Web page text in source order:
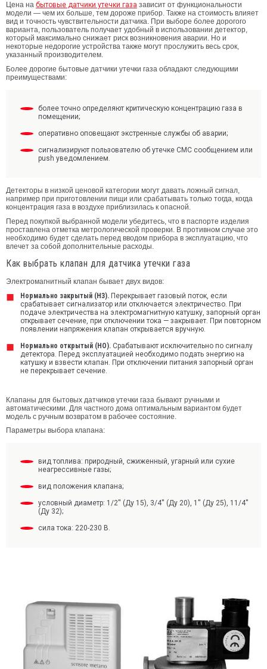
Цена на бытовые датчики утечки газа зависит от функциональности
модели — чем их больше, тем дороже прибор. Также на стоимость влияет
вид и точность чувствительности датчика. При выборе более дорогого
варианта, пользователь получает удобный в использовании детектор,
который максимально снижает риск возникновения аварии. Но и
некоторые недорогие устройства также могут прослужить весь срок,
указанный производителем.
Более дорогие бытовые датчики утечки газа обладают следующими
преимуществами:
более точно определяют критическую концентрацию газа в
помещении;
оперативно оповещают экстренные службы об аварии;
сигнализируют пользователю об утечке СМС сообщением или
push уведомлением.
Детекторы в низкой ценовой категории могут давать ложный сигнал,
например при приготовлении пищи или срабатывать только тогда, когда
концентрация газа в воздухе приблизилась к опасной.
Перед покупкой выбранной модели убедитесь, что в паспорте изделия
проставлена отметка метрологической проверки. В противном случае это
необходимо будет сделать перед вводом прибора в эксплуатацию, что
влечет за собой дополнительные расходы.
Как выбрать клапан для датчика утечки газа
Электромагнитный клапан бывает двух видов:
Нормально закрытый (НЗ). Перекрывает газовый поток, если
срабатывает сигнализатор или отключается электричество. При
подаче электричества на электромагнитную катушку, запорный орган
открывает сечение, при отключении тока — закрывает. При повторном
появлении напряжения клапан открывается вручную.
Нормально открытый (НО). Срабатывают исключительно по сигналу
детектора. Перед эксплуатацией необходимо подать энергию на
катушку и взвести клапан. При отключении питания запорный орган
не перекрывает сечение.
Клапаны для бытовых датчиков утечки газа бывают ручными и
автоматическими. Для частного дома оптимальным вариантом будет
модель с ручным возвратом в рабочее состояние.
Параметры выбора клапана:
вид топлива: природный, сжиженный, угарный или сухие
неагрессивные газы;
вид положения клапана;
условный диаметр: 1/2′′ (Ду 15), 3/4′′ (Ду 20), 1′′ (Ду 25), 11/4′′
(Ду 32);
сила тока: 220-230 В.